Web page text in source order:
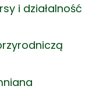
i działalność